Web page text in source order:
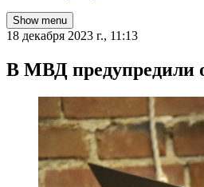
Show menu
18 декабря 2023 г., 11:13
В МВД предупредили